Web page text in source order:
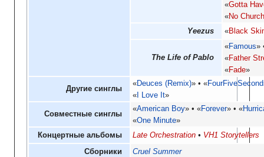
«Gotta
«No
Yeezus
«Black
The Life of Pablo
«Famous»
«Father
«Fade»
Другие синглы
«Deuces (Remix)» «
« I Love It»
Совместные синглы
«American Boy» «Forever» «
«One Minute»
Концертные альбомы
Late Orchestration
VH1 Storytellers
Сборники
Cruel Summer